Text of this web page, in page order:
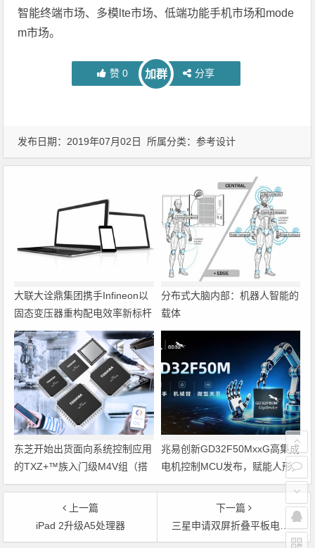
智能终端市场、多模lte市场、低端功能手机市场和mode
m市场。
赞 0 加群 分享
发布日期：2019年07月02日 所属分类：参考设计
大联大诠鼎集团携手Infineon以
固态变压器重构配电效率新标杆
分布式大脑内部：机器人智能的
载体
东芝开始出货面向系统控制应用
的TXZ+™族入门级M4V组（搭
载Arm Cortex‑M4内核的标准微
控制器）工程样品
兆易创新GD32F50MxxG高集成
电机控制MCU发布，赋能人形
机器人关节驱动革新
上一篇
iPad 2升级A5处理器
下一篇
三星申请双屏折叠平板电脑专利